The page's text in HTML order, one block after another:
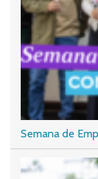
Semana de